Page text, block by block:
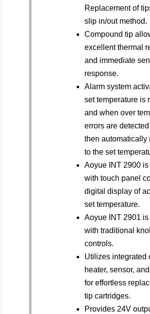
Replacement of
slip in/out method.
Compound tip
excellent thermal
and immediate
response.
Alarm system
set temperature is
and when over
errors are
then automatically
to the set
Aoyue INT 2900
with touch panel
digital display of actual and
set temperature.
Aoyue INT 2901
with traditional
controls.
Utilizes integrated
heater, sensor,
for effortless replacement of
tip cartridges.
Provides 24V